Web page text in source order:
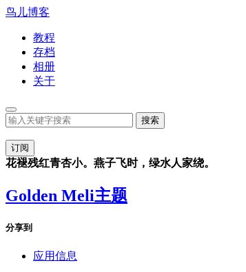
鸟儿博客
教程
存档
相册
关于
订阅
花褪残红青杏小。燕子飞时，绿水人家绕。
Golden Meli主题
分享到
应用信息